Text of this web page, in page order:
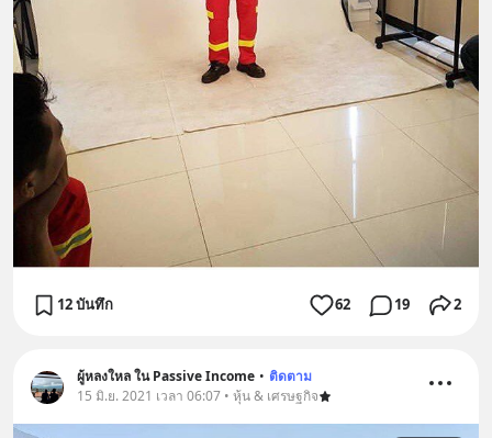
12 บันทึก 62 19 2
ผู้หลงใหล ใน Passive Income • ติดตาม
15 มิ.ย. 2021 เวลา 06:07 • หุ้น & เศรษฐกิจ